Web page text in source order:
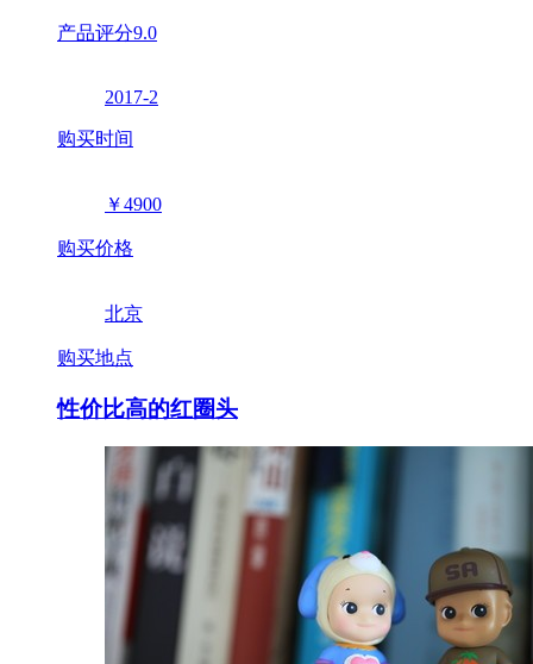
产品评分9.0
2017-2
购买时间
￥4900
购买价格
北京
购买地点
性价比高的红圈头